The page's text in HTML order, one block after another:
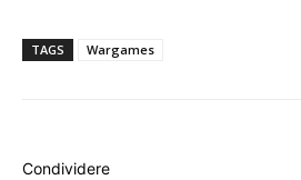
TAGS Wargames
Condividere